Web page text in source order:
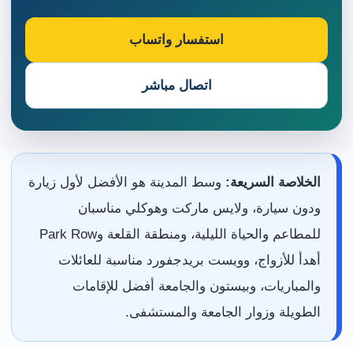
استفسار واتساب
اتصال مباشر
الخلاصة السريعة: وسط المدينة هو الأفضل لأول زيارة
ودون سيارة، ولايس ماركت وهوكلي مناسبان
للمطاعم والحياة الليلية، ومنطقة القلعة وPark Row
أهدأ للأزواج، وويست بريدجفورد مناسبة للعائلات
والمباريات، وبيستون والجامعة أفضل للإقامات
الطويلة وزوار الجامعة والمستشفى.